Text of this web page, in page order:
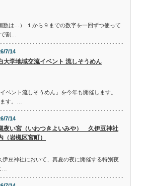
は…） １から９までの数字を一回ずつ使って
割…
7/14
大学地域交流イベント 流しそうめん
ベント流しそうめん」を今年も開催します。
す。…
7/14
夜い宮（いわつきよいみや） 久伊豆神社
（岩槻区宮町）
伊豆神社において、真夏の夜に開催する特別夜
…